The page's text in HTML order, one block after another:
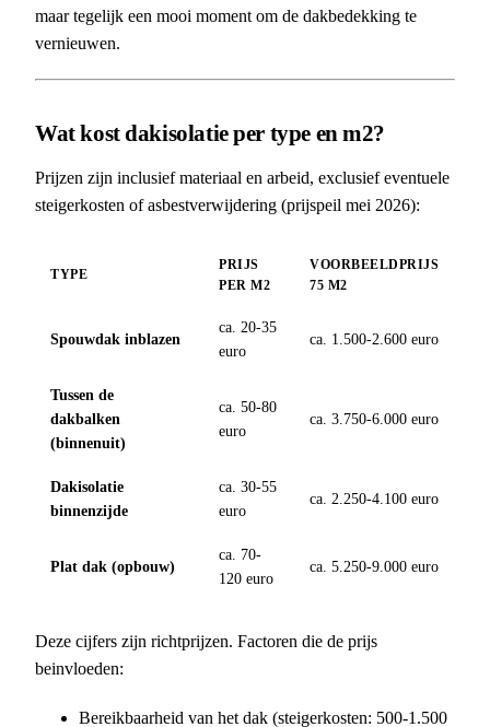
maar tegelijk een mooi moment om de dakbedekking te
vernieuwen.
Wat kost dakisolatie per type en m2?
Prijzen zijn inclusief materiaal en arbeid, exclusief eventuele
steigerkosten of asbestverwijdering (prijspeil mei 2026):
TYPE
PRIJS
PER M2
VOORBEELDPRIJS
75 M2
Spouwdak inblazen
ca. 20-35
euro
ca. 1.500-2.600 euro
Tussen de
dakbalken
(binnenuit)
ca. 50-80
euro
ca. 3.750-6.000 euro
Dakisolatie
binnenzijde
ca. 30-55
euro
ca. 2.250-4.100 euro
Plat dak (opbouw)
ca. 70-
120 euro
ca. 5.250-9.000 euro
Deze cijfers zijn richtprijzen. Factoren die de prijs
beinvloeden:
Bereikbaarheid van het dak (steigerkosten: 500-1.500